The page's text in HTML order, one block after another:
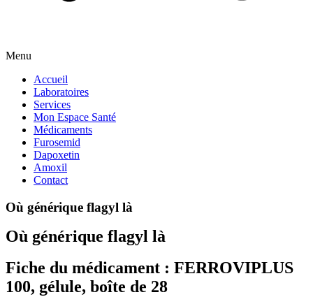
Menu
Accueil
Laboratoires
Services
Mon Espace Santé
Médicaments
Furosemid
Dapoxetin
Amoxil
Contact
Où générique flagyl là
Où générique flagyl là
Fiche du médicament : FERROVIPLUS
100, gélule, boîte de 28